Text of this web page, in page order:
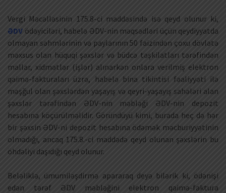
Vergi Məcəlləsinin 175.8-ci maddəsində isə qeyd olunur ki,
ƏDV ödəyiciləri, habelə ƏDV-nin məqsədləri üçün qeydiyyatda
olmayan səhmlərinin və paylarının 50 faizindən çoxu dövlətə
məxsus olan hüquqi şəxslər və büdcə təşkilatları tərəfindən
mallar, xidmətlər (işlər) alınarkən onlara verilmiş elektron
qaimə-fakturaları üzrə, habelə bina tikintisi fəaliyyəti ilə
məşğul olan şəxslərdən yaşayış və qeyri-yaşayış sahələri alan
şəxslər tərəfindən ƏDV-nin məbləği ƏDV-nin depozit
hesabına köçürülməlidir. Göründüyü kimi, burada heç də hər
bir şəxsin ƏDV-ni depozit hesabına ödəmək məcburiyyətinin
olmadığı, ancaq 175.8.-ci maddədə qeyd olunan şəxslərin bu
öhdəliyi daşıdığı qeyd olunur.
Beləliklə, ümumiləşdirmə apararaq deyə bilərik ki, ödənişi
edən tərəf ƏDV məbləğini elektron qaimə-faktura